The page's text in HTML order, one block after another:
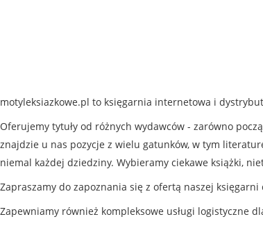
motyleksiazkowe.pl to księgarnia internetowa i
Oferujemy tytuły od różnych wydawców - zarówno
znajdzie u nas pozycje z wielu gatunków, w tym
niemal każdej dziedziny. Wybieramy ciekawe książki,
Zapraszamy do zapoznania się z ofertą naszej
Zapewniamy również kompleksowe usługi logistyczne